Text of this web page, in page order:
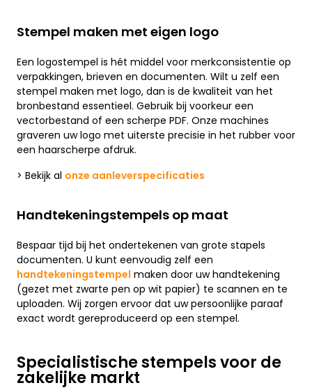
Stempel maken met eigen logo
Een logostempel is hét middel voor merkconsistentie op
verpakkingen, brieven en documenten. Wilt u zelf een
stempel maken met logo, dan is de kwaliteit van het
bronbestand essentieel. Gebruik bij voorkeur een
vectorbestand of een scherpe PDF. Onze machines
graveren uw logo met uiterste precisie in het rubber voor
een haarscherpe afdruk.
> Bekijk al onze aanleverspecificaties
Handtekeningstempels op maat
Bespaar tijd bij het ondertekenen van grote stapels
documenten. U kunt eenvoudig zelf een
handtekeningstempel maken door uw handtekening
(gezet met zwarte pen op wit papier) te scannen en te
uploaden. Wij zorgen ervoor dat uw persoonlijke paraaf
exact wordt gereproduceerd op een stempel.
Specialistische stempels voor de
zakelijke markt